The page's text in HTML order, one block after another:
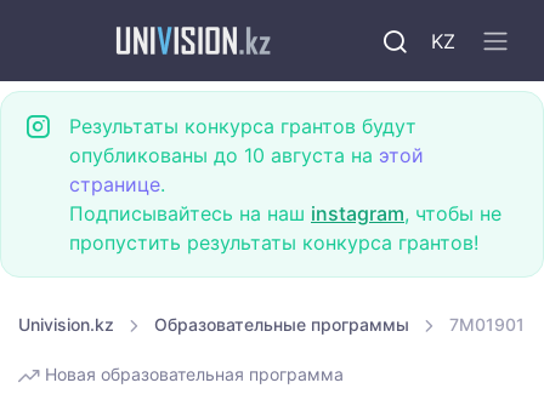
KZ
Результаты конкурса грантов будут
опубликованы до 10 августа на этой
странице.
Подписывайтесь на наш instagram, чтобы не
пропустить результаты конкурса грантов!
Univision.kz Образовательные программы 7M01901
Новая образовательная программа